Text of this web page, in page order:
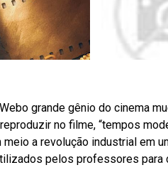
grande gênio do cinema
no filme, “tempos
a revolução industrial em
pelos professores